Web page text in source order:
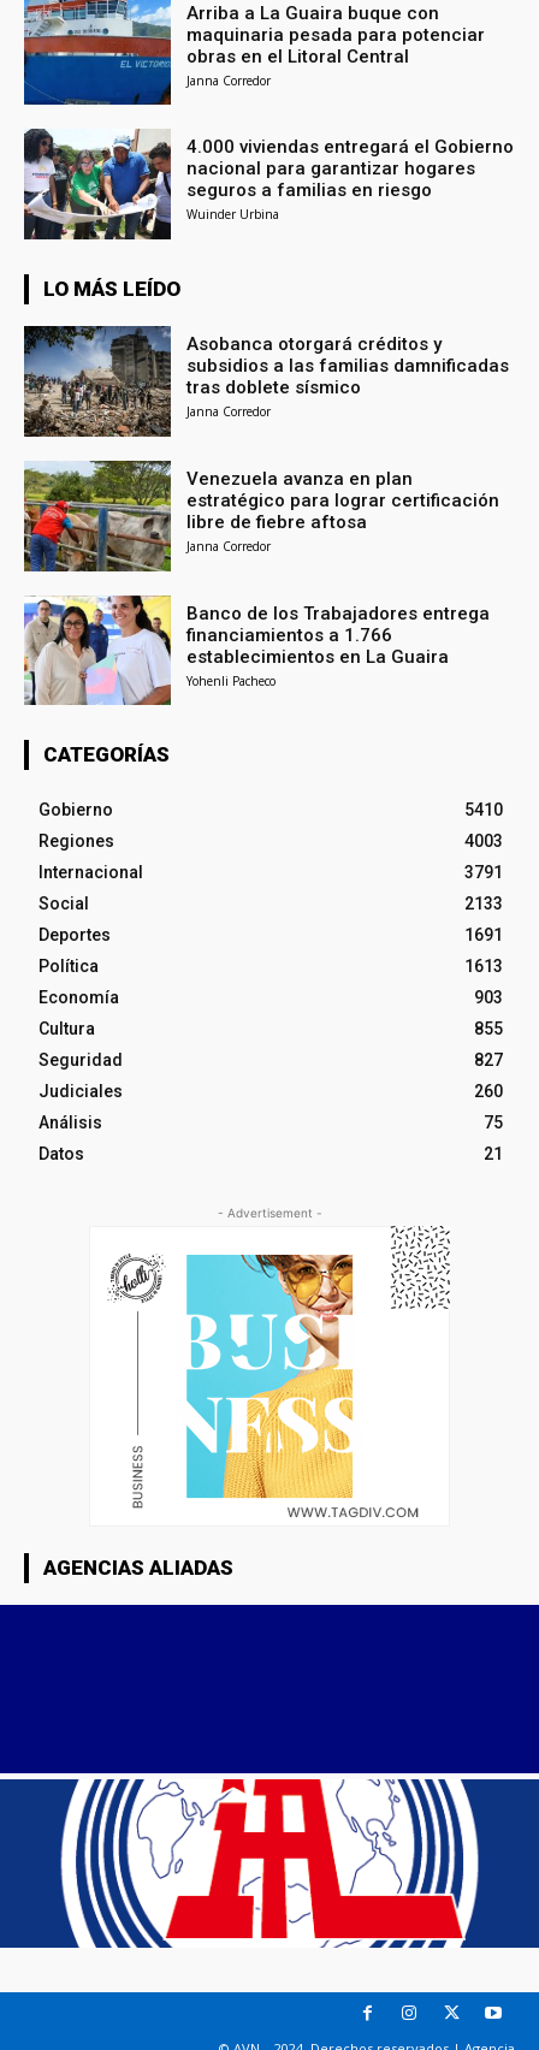
Arriba a La Guaira buque con
maquinaria pesada para potenciar
obras en el Litoral Central
Janna Corredor
4.000 viviendas entregará el Gobierno
nacional para garantizar hogares
seguros a familias en riesgo
Wuinder Urbina
LO MÁS LEÍDO
Asobanca otorgará créditos y
subsidios a las familias damnificadas
tras doblete sísmico
Janna Corredor
Venezuela avanza en plan
estratégico para lograr certificación
libre de fiebre aftosa
Janna Corredor
Banco de los Trabajadores entrega
financiamientos a 1.766
establecimientos en La Guaira
Yohenli Pacheco
CATEGORÍAS
Gobierno
5410
Regiones
4003
Internacional
3791
Social
2133
Deportes
1691
Política
1613
Economía
903
Cultura
855
Seguridad
827
Judiciales
260
Análisis
75
Datos
21
- Advertisement -
AGENCIAS ALIADAS